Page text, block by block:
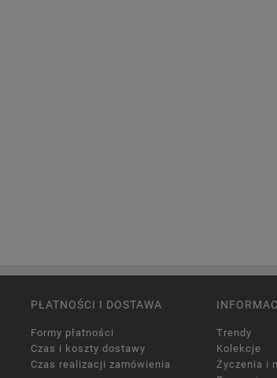
PŁATNOŚCI I DOSTAWA
Formy płatności
Czas i koszty dostawy
Czas realizacji zamówienia
Trendy
Kolekcje
Życzenia i